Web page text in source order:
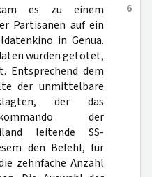
6
es zu einem
Partisanen auf ein
in Genua.
wurden getötet,
Entsprechend dem
der unmittelbare
der das
der
leitende SS-
den Befehl, für
zehnfache Anzahl